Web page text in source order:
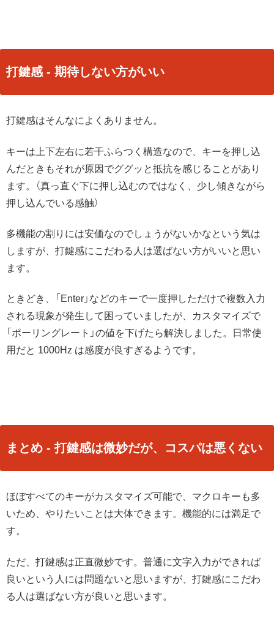
打鍵感 - 期待しない方がいい
打鍵感はそんなによくありません。
キーは上下左右に若干ふらつく構造なので、キーを押し込
んだときもそれが原因でググッと抵抗を感じることがあり
ます。（真っ直ぐ下に押し込むのではなく、少し傾きながら
押し込んでいる感触）
多機能の割りには安価なのでしょうがないかなという気は
しますが、打鍵感にこだわる人は選ばない方がいいと思い
ます。
ときどき、「Enter」などのキーで一度押しただけで複数入力
される現象が発生して困っていましたが、カスタマイズで
「ポーリングレート」の値を下げたら解決しました。日常使
用だと 1000Hz は感度が良すぎるようです。
まとめ - 打鍵感は微妙だが、コスパは悪くない
ほぼすべてのキーがカスタマイズ可能で、マクロキーも多
いため、やりたいことは大体できます。機能的には満足で
す。
ただ、打鍵感は正直微妙です。普通に文字入力ができれば
良いという人には問題ないと思いますが、打鍵感にこだわ
る人は選ばない方が良いと思います。